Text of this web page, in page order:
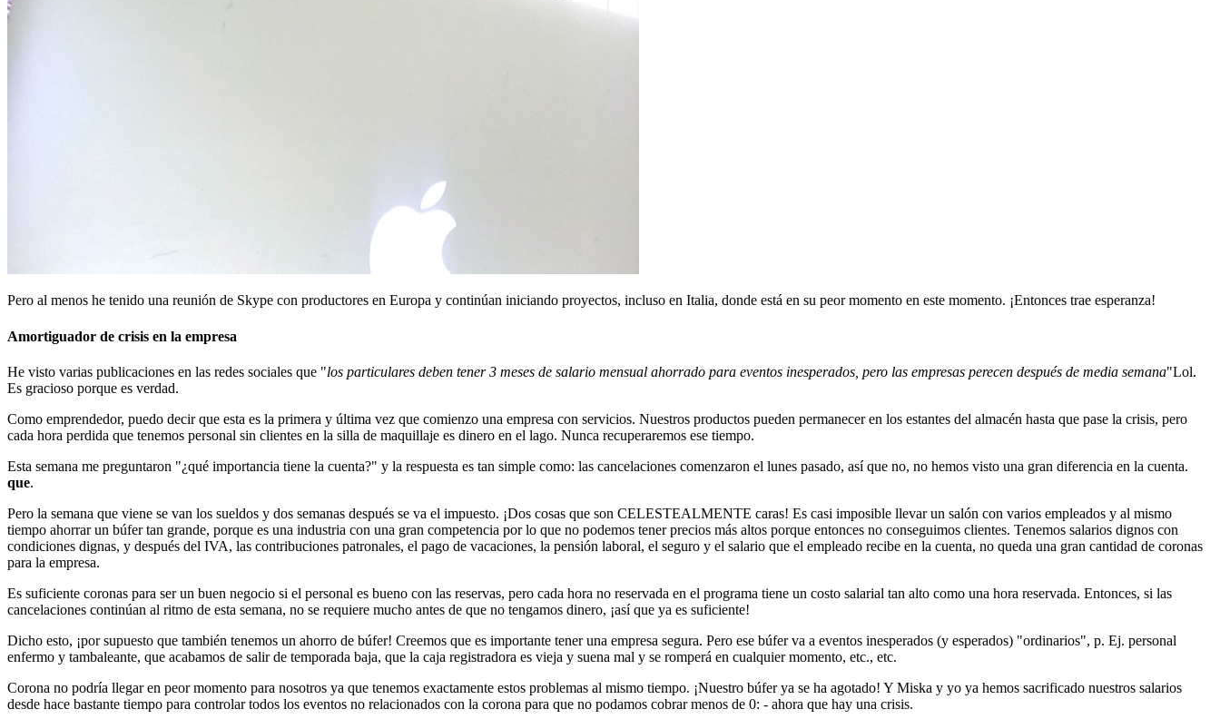
Pero al menos he tenido una reunión de Skype con productores en Europa y continúan iniciando proyectos, incluso en Italia, donde está en su peor momento en este momento. ¡Entonces trae esperanza!
Amortiguador de crisis en la empresa
He visto varias publicaciones en las redes sociales que "los particulares deben tener 3 meses de salario mensual ahorrado para eventos inesperados, pero las empresas perecen después de media semana"Lol.
Es gracioso porque es verdad.
Como emprendedor, puedo decir que esta es la primera y última vez que comienzo una empresa con servicios. Nuestros productos pueden permanecer en los estantes del almacén hasta que pase la crisis, pero
cada hora perdida que tenemos personal sin clientes en la silla de maquillaje es dinero en el lago. Nunca recuperaremos ese tiempo.
Esta semana me preguntaron "¿qué importancia tiene la cuenta?" y la respuesta es tan simple como: las cancelaciones comenzaron el lunes pasado, así que no, no hemos visto una gran diferencia en la cuenta.
que.
Pero la semana que viene se van los sueldos y dos semanas después se va el impuesto. ¡Dos cosas que son CELESTEALMENTE caras! Es casi imposible llevar un salón con varios empleados y al mismo
tiempo ahorrar un búfer tan grande, porque es una industria con una gran competencia por lo que no podemos tener precios más altos porque entonces no conseguimos clientes. Tenemos salarios dignos con
condiciones dignas, y después del IVA, las contribuciones patronales, el pago de vacaciones, la pensión laboral, el seguro y el salario que el empleado recibe en la cuenta, no queda una gran cantidad de coronas
para la empresa.
Es suficiente coronas para ser un buen negocio si el personal es bueno con las reservas, pero cada hora no reservada en el programa tiene un costo salarial tan alto como una hora reservada. Entonces, si las
cancelaciones continúan al ritmo de esta semana, no se requiere mucho antes de que no tengamos dinero, ¡así que ya es suficiente!
Dicho esto, ¡por supuesto que también tenemos un ahorro de búfer! Creemos que es importante tener una empresa segura. Pero ese búfer va a eventos inesperados (y esperados) "ordinarios", p. Ej. personal
enfermo y tambaleante, que acabamos de salir de temporada baja, que la caja registradora es vieja y suena mal y se romperá en cualquier momento, etc., etc.
Corona no podría llegar en peor momento para nosotros ya que tenemos exactamente estos problemas al mismo tiempo. ¡Nuestro búfer ya se ha agotado! Y Miska y yo ya hemos sacrificado nuestros salarios
desde hace bastante tiempo para controlar todos los eventos no relacionados con la corona para que no podamos cobrar menos de 0: - ahora que hay una crisis.